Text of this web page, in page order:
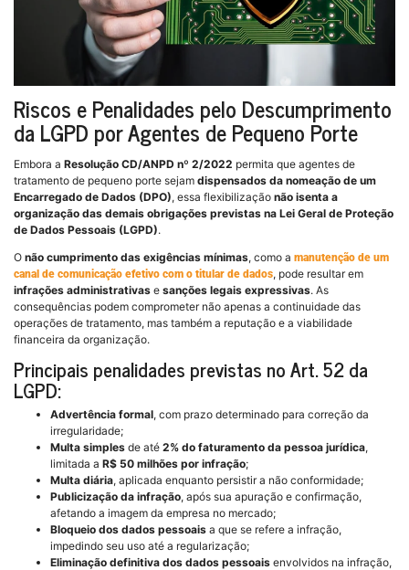
Riscos e Penalidades pelo Descumprimento
da LGPD por Agentes de Pequeno Porte
Embora a Resolução CD/ANPD nº 2/2022 permita que agentes de
tratamento de pequeno porte sejam dispensados da nomeação de um
Encarregado de Dados (DPO), essa flexibilização não isenta a
organização das demais obrigações previstas na Lei Geral de Proteção
de Dados Pessoais (LGPD).
O não cumprimento das exigências mínimas, como a manutenção de um
canal de comunicação efetivo com o titular de dados, pode resultar em
infrações administrativas e sanções legais expressivas. As
consequências podem comprometer não apenas a continuidade das
operações de tratamento, mas também a reputação e a viabilidade
financeira da organização.
Principais penalidades previstas no Art. 52 da
LGPD:
Advertência formal, com prazo determinado para correção da
irregularidade;
Multa simples de até 2% do faturamento da pessoa jurídica,
limitada a R$ 50 milhões por infração;
Multa diária, aplicada enquanto persistir a não conformidade;
Publicização da infração, após sua apuração e confirmação,
afetando a imagem da empresa no mercado;
Bloqueio dos dados pessoais a que se refere a infração,
impedindo seu uso até a regularização;
Eliminação definitiva dos dados pessoais envolvidos na infração,